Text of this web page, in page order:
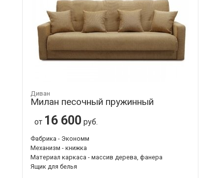
Диван
Милан песочный пружинный
от 16 600 руб.
Фабрика - Экономм
Механизм - книжка
Материал каркаса - массив дерева, фанера
Ящик для белья